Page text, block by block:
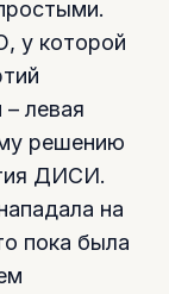
у которой
левая
решению
ДИСИ.
на
пока была